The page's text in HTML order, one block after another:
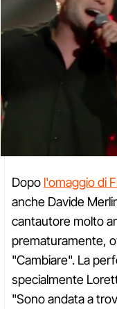
Dopo l'omaggio di
anche Davide
cantautore molto
prematuramente,
"Cambiare". La
specialmente
"Sono andata a